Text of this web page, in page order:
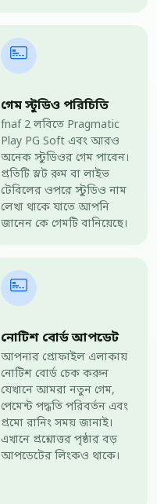
গেম স্টুডিও পরিচিতি
fnaf 2 লবিতে Pragmatic
Play PG Soft এবং আরও
অনেক স্টুডিওর গেম পাবেন।
প্রতিটি স্লট রুম বা লাইভ
টেবিলের ওপরে স্টুডিও নাম
লেখা থাকে যাতে আপনি
জানেন কে গেমটি বানিয়েছে।
নোটিশ বোর্ড আপডেট
আপনার প্রোফাইল এলাকায়
নোটিশ বোর্ড চেক করুন
যেখানে আমরা নতুন গেম,
পেমেন্ট পদ্ধতি পরিবর্তন এবং
প্রমো রানিং সময় জানাই।
এখানে প্রশ্নোত্তর পৃষ্ঠার বড়
আপডেটের লিংকও থাকে।